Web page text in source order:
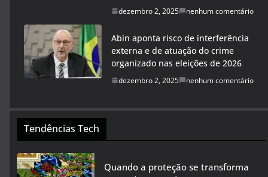
dezembro 2, 2025 nenhum comentário
Abin aponta risco de interferência
externa e de atuação do crime
organizado nas eleições de 2026
dezembro 2, 2025 nenhum comentário
Tendências Tech
Quando a proteção se transforma